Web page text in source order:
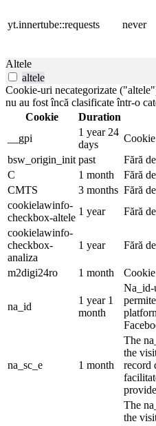
yt.innertube::requests never
Altele
altele
Cookie-uri necategorizate
nu au fost încă clasificate într-o
Cookie
Duration
__gpi
1 year 24
days
Cookie
bsw_origin_init past
Fără
C
1 month
Fără
CMTS
3 months Fără
cookielawinfo-
checkbox-altele
1 year
Fără
cookielawinfo-
checkbox-
analiza
1 year Fără
m2digi24ro 1 month
na_id
1 year 1
month
Na_id-
na_sc_e 1 month
The
the
record
The
the